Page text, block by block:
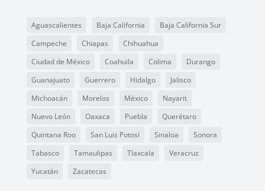
Aguascalientes Baja California
Baja California Sur
Campeche
Chiapas
Chihuahua
Ciudad de México
Coahuila Colima
Durango
Guanajuato
Guerrero Hidalgo
Jalisco
Michoacán
Morelos México
Nayarit
Nuevo León
Oaxaca Puebla
Querétaro
Quintana Roo
San Luis Potosí Sinaloa
Sonora
Tabasco
Tamaulipas Tlaxcala
Veracruz
Yucatán
Zacatecas